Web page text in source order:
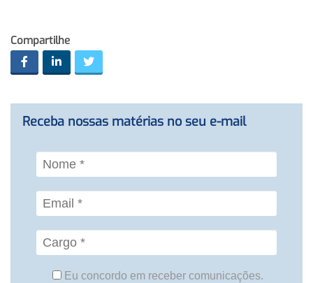
Compartilhe
Receba nossas matérias no seu e-mail
Eu concordo em receber comunicações.